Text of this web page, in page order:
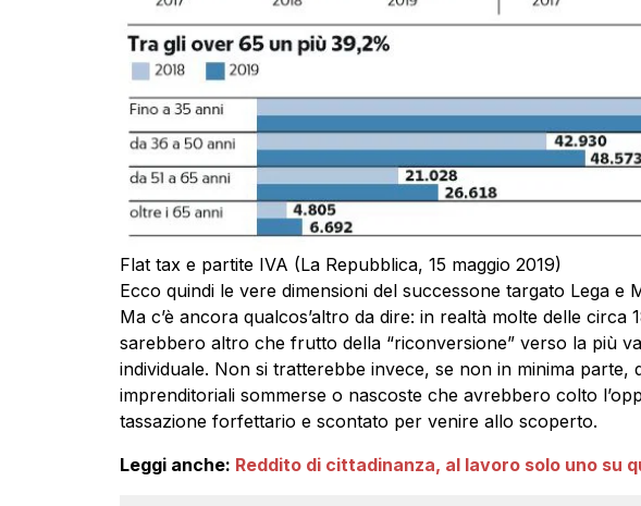
Flat tax e partite IVA (La Repubblica, 15 maggio 2019)
Ecco quindi le vere dimensioni del successone targato Lega e
Ma c’è ancora qualcos’altro da dire: in realtà molte delle circa
sarebbero altro che frutto della “riconversione” verso la più
individuale. Non si tratterebbe invece, se non in minima parte,
imprenditoriali sommerse o nascoste che avrebbero colto
tassazione forfettario e scontato per venire allo scoperto.
Leggi anche: Reddito di cittadinanza, al lavoro solo uno su